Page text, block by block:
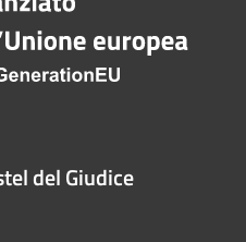
del Giudice